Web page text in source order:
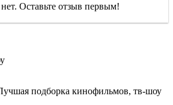
Оставьте отзыв первым!
подборка кинофильмов, тв-шоу